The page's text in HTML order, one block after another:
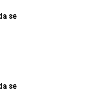
se
se